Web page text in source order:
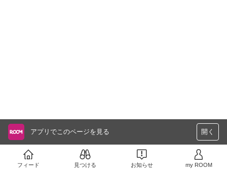
アプリでこのページを見る 開く
フィード 見つける お知らせ my ROOM